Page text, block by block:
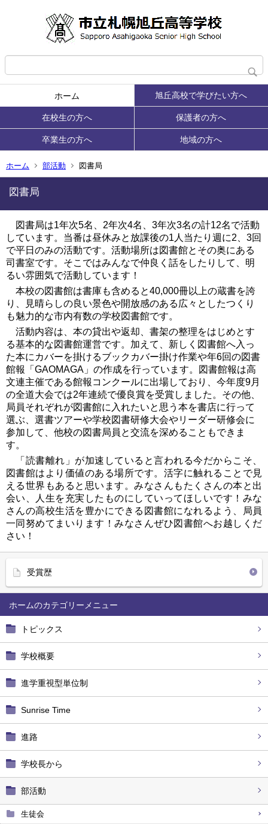
ホーム 旭丘高校で学びたい方へ
在校生の方へ 保護者の方へ
卒業生の方へ 地域の方へ
ホーム 部活動 図書局
ホーム
トピックス
学校概要
進学重視型単位制
Sunrise Time
進路
学校長から
部活動
生徒会
図書局
図書局は1年次5名、2年次4名、3年次3名の計12名で活動
しています。当番は昼休みと放課後の1人当たり週に2、3回
で平日のみの活動です。活動場所は図書館とその奥にある
司書室です。そこではみんなで仲良く話をしたりして、明
るい雰囲気で活動しています！
本校の図書館は書庫も含めると40,000冊以上の蔵書を誇
り、見晴らしの良い景色や開放感のある広々としたつくり
も魅力的な市内有数の学校図書館です。
活動内容は、本の貸出や返却、書架の整理をはじめとす
る基本的な図書館運営です。加えて、新しく図書館へ入っ
た本にカバーを掛けるブックカバー掛け作業や年6回の図書
館報「GAOMAGA」の作成を行っています。図書館報は高
文連主催である館報コンクールに出場しており、今年度9月
の全道大会では2年連続で優良賞を受賞しました。その他、
局員それぞれが図書館に入れたいと思う本を書店に行って
選ぶ、選書ツアーや学校図書研修大会やリーダー研修会に
参加して、他校の図書局員と交流を深めることもできま
す。
「読書離れ」が加速していると言われる今だからこそ、
図書館はより価値のある場所です。活字に触れることで見
える世界もあると思います。みなさんもたくさんの本と出
会い、人生を充実したものにしていってほしいです！みな
さんの高校生活を豊かにできる図書館になれるよう、局員
一同努めてまいります！みなさんぜひ図書館へお越しくだ
さい！
受賞歴